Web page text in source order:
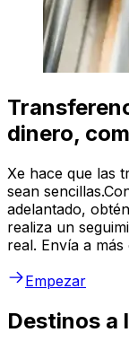
dinero,
Xe hace que las
sean
adelantado,
realiza un
real. Envía a más
Empezar
Destinos a